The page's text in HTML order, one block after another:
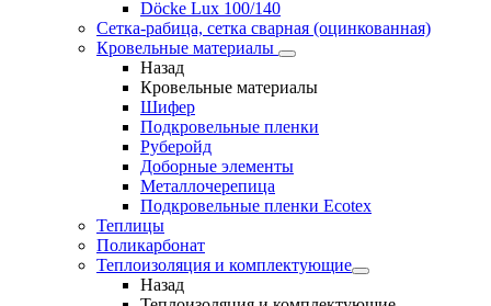
Döсkе Luх 100/140
Сетка-рабица, сетка сварная (оцинкованная)
Кровельные материалы
Назад
Кровельные материалы
Шифер
Подкровельные пленки
Руберойд
Доборные элементы
Металлочерепица
Подкровельные пленки Ecotex
Теплицы
Поликарбонат
Теплоизоляция и комплектующие
Назад